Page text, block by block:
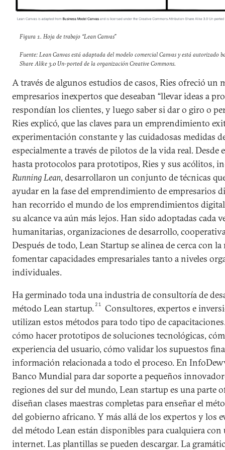
Figura 1. Hoja de trabajo “Lean Canvas”
Fuente: Lean Canvas está adaptada del modelo comercial Canvas y está autorizado
Share Alike 3.0 Un-ported de la organización Creative Commons.
A través de algunos estudios de casos, Ries ofreció un
empresarios inexpertos que deseaban “llevar ideas a
respondían los clientes, y luego saber si dar o giro o
Ries explicó, que las claves para un emprendimiento
experimentación constante y las cuidadosas medidas
especialmente a través de pilotos de la vida real. Desde
hasta protocolos para prototipos, Ries y sus acólitos,
Running Lean, desarrollaron un conjunto de técnicas
ayudar en la fase del emprendimiento de empresarios
han recorrido el mundo de los emprendimientos
su alcance va aún más lejos. Han sido adoptadas cada
humanitarias, organizaciones de desarrollo,
Después de todo, Lean Startup se alinea de cerca con
fomentar capacidades empresariales tanto a niveles
individuales.
Ha germinado toda una industria de consultoría de
método Lean startup. 21
Consultores, expertos e
utilizan estos métodos para todo tipo de
cómo hacer prototipos de soluciones tecnológicas,
experiencia del usuario, cómo validar los supuestos
información relacionada a todo el proceso. En
Banco Mundial para dar soporte a pequeños
regiones del sur del mundo, Lean startup es una parte
diseñan clases maestras completas para enseñar el
del gobierno africano. Y más allá de los expertos y los
del método Lean están disponibles para cualquiera
internet. Las plantillas se pueden descargar. La